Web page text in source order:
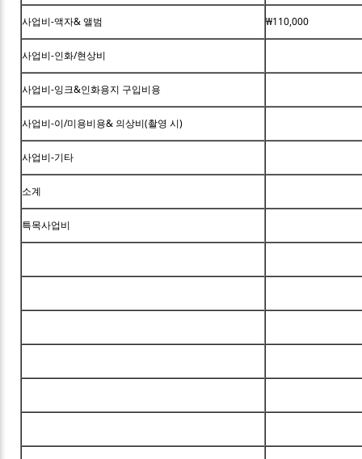
사업비-액자& 앨범 ₩110,000
사업비-인화/현상비
사업비-잉크&인화용지 구입비용
사업비-이/미용비용& 의상비(촬영 시)
사업비-기타
소계
특목사업비